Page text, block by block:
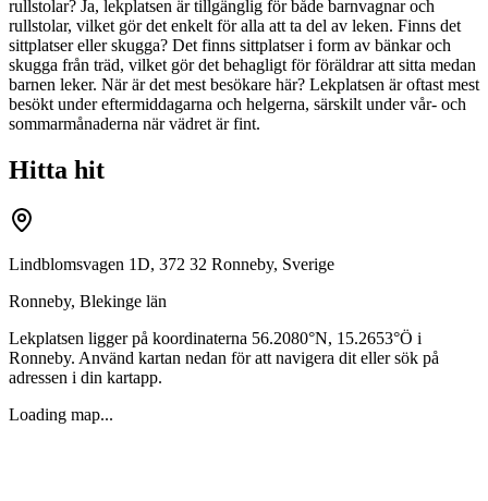
rullstolar? Ja, lekplatsen är tillgänglig för både barnvagnar och
rullstolar, vilket gör det enkelt för alla att ta del av leken. Finns det
sittplatser eller skugga? Det finns sittplatser i form av bänkar och
skugga från träd, vilket gör det behagligt för föräldrar att sitta medan
barnen leker. När är det mest besökare här? Lekplatsen är oftast mest
besökt under eftermiddagarna och helgerna, särskilt under vår- och
sommarmånaderna när vädret är fint.
Hitta hit
Lindblomsvagen 1D, 372 32 Ronneby, Sverige
Ronneby, Blekinge län
Lekplatsen ligger på koordinaterna 56.2080°N, 15.2653°Ö i
Ronneby. Använd kartan nedan för att navigera dit eller sök på
adressen i din kartapp.
Loading map...